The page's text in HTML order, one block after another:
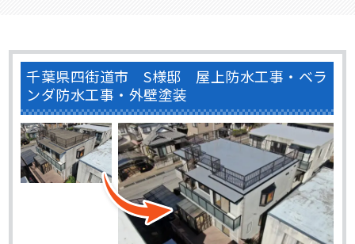
千葉県四街道市 S様邸 屋上防水工事・ベラ
ンダ防水工事・外壁塗装